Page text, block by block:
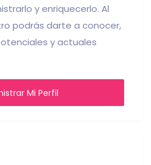
y enriquecerlo. Al
podrás darte a conocer,
y actuales
Mi Perfil